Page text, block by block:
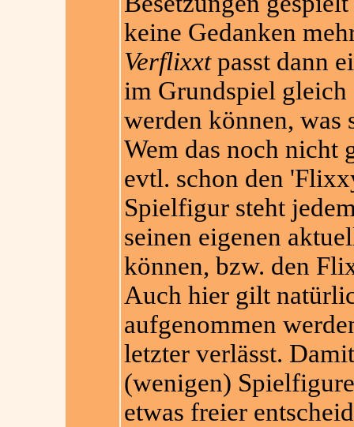
keine Gedanken
Verflixxtpasst dann
im Grundspiel gleich
werden können, was
Wem das noch nicht
evtl. schon den
Spielfigur steht
seinen eigenen
können, bzw. den
Auch hier gilt
aufgenommen
letzter verlässt.
(wenigen)
etwas freier